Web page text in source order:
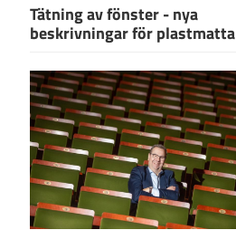
Tätning av fönster - nya
beskrivningar för plastmatta